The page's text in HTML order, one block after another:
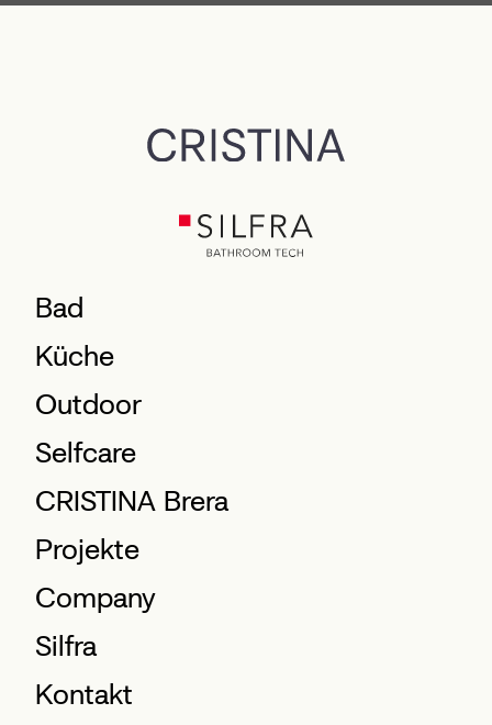
Bad
Küche
Outdoor
Selfcare
CRISTINA Brera
Projekte
Company
Silfra
Kontakt